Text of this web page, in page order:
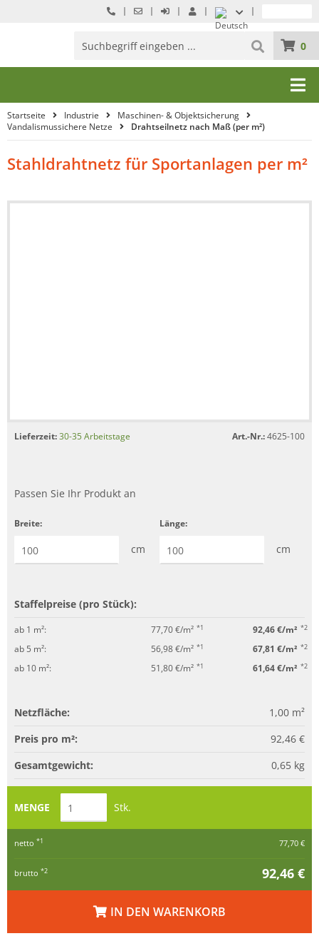
0
Startseite Industrie
Maschinen- & Objektsicherung
Vandalismussichere Netze
Drahtseilnetz nach Maß (per m²)
Stahldrahtnetz für Sportanlagen per m²
Lieferzeit:30-35 Arbeitstage Art.-Nr.:4625-100
Passen Sie Ihr Produkt an
Breite:
cm
Länge:
cm
Staffelpreise (pro Stück):
ab 1 m²: 77,70 €/m² *1 92,46 €/m² *2
ab 5 m²: 56,98 €/m² *1 67,81 €/m² *2
ab 10 m²: 51,80 €/m² *1 61,64 €/m² *2
Netzfläche: 1,00 m²
Preis pro m²:
92,46 €
Gesamtgewicht:
0,65 kg
MENGE Stk.
netto *1 77,70 €
brutto *2 92,46 €
IN DEN WARENKORB